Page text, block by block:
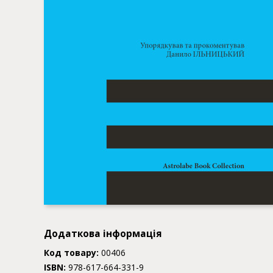
Додаткова інформація
Код товару: 00406
ISBN: 978-617-664-331-9